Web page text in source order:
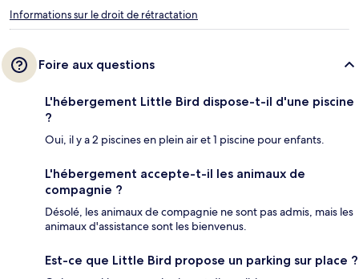
Informations sur le droit de rétractation
Foire aux questions
L'hébergement Little Bird dispose-t-il d'une piscine
?
Oui, il y a 2 piscines en plein air et 1 piscine pour enfants.
L'hébergement accepte-t-il les animaux de
compagnie ?
Désolé, les animaux de compagnie ne sont pas admis, mais les
animaux d'assistance sont les bienvenus.
Est-ce que Little Bird propose un parking sur place ?